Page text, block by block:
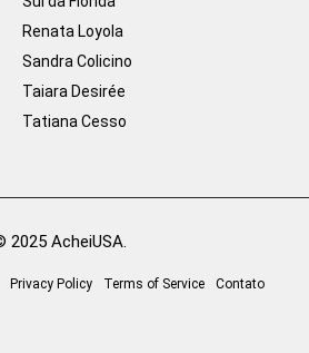
Renata Loyola
Sandra Colicino
Taiara Desirée
Tatiana Cesso
2025 AcheiUSA.
Privacy Policy Terms of Service Contato